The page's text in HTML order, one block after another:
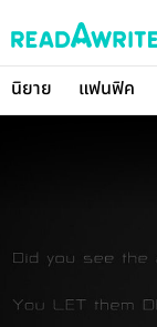
นิยาย แฟนฟิค